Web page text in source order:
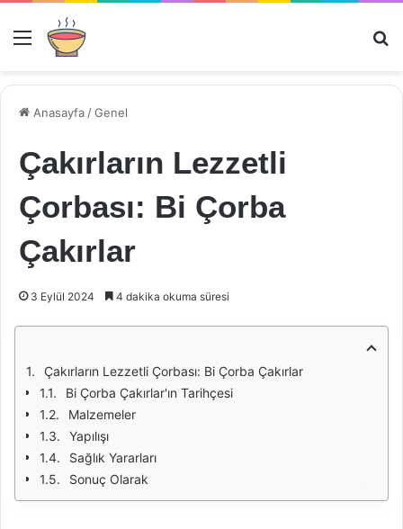
Menü
Anasayfa /Genel
Çakırların Lezzetli
Çorbası: Bi Çorba
Çakırlar
3 Eylül 2024 4 dakika okuma süresi
Çakırların Lezzetli Çorbası: Bi Çorba Çakırlar
Bi Çorba Çakırlar'ın Tarihçesi
Malzemeler
Yapılışı
Sağlık Yararları
Sonuç Olarak